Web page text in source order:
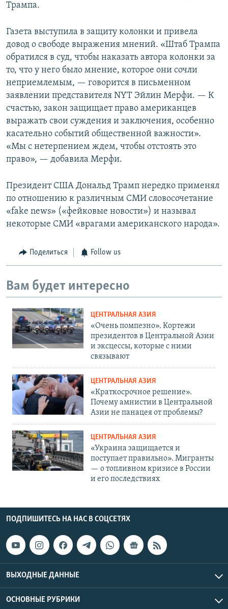
Трампа.
Газета выступила в защиту колонки и привела
довод о свободе выражения мнений. «​Штаб Трампа
обратился в суд, чтобы наказать автора колонки за
то, что у него было мнение, которое они сочли
неприемлемым, — говорится в письменном
заявлении представителя NYT Эйлин Мерфи. — К
счастью, закон защищает право американцев
выражать свои суждения и заключения, особенно
касательно событий общественной важности».
«Мы с нетерпением ждем, чтобы отстоять это
право», — добавила Мерфи.
Президент США Дональд Трамп нередко применял
по отношению к различным СМИ словосочетание
«fake news» («фейковые новости») и называл
некоторые СМИ «врагами американского народа».
Поделиться Follow us
Вам будет интересно
ЦЕНТРАЛЬНАЯ АЗИЯ
«Очень помпезно». Кортежи
президентов в Центральной Азии
и эксцессы, которые с ними
связывают
ЦЕНТРАЛЬНАЯ АЗИЯ
«Краткосрочное решение».
Почему амнистии в Центральной
Азии не панацея от проблемы?
ЦЕНТРАЛЬНАЯ АЗИЯ
«Украина защищается и
поступает правильно». Мигранты
— о топливном кризисе в России
и его последствиях
ПОДПИШИТЕСЬ НА НАС В СОЦСЕТЯХ
ВЫХОДНЫЕ ДАННЫЕ
ОСНОВНЫЕ РУБРИКИ